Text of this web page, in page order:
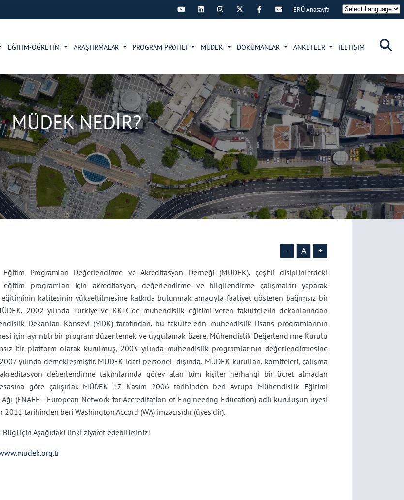
×
ERÜ Anasayfa
EĞİTİM-ÖĞRETİM ARAŞTIRMALAR PROGRAM PROFİLİ MÜDEK DÖKÜMANLAR ANKETLER İLETİŞİM
MÜDEK NEDİR?
- A +
Programları Değerlendirme ve Akreditasyon Derneği (MÜDEK), çeşitli disiplinlerdeki
eğitim programları için akreditasyon, değerlendirme ve bilgilendirme çalışmaları yaparak
kalitesinin yükseltilmesine katkıda bulunmak amacıyla faaliyet gösteren bağımsız bir
2002 yılında Türkiye ve KKTC'de mühendislik eğitimi veren fakültelerin dekanlarından
Dekanları Konseyi (MDK) tarafından, bu fakültelerin mühendislik lisans programlarının
için ayrıntılı bir program düzenlemek ve uygulamak üzere, Mühendislik Değerlendirme Kurulu
bir platform olarak kurulmuş, 2003 yılında mühendislik programlarının değerlendirmesine
yılında dernekleşmiştir. MÜDEK idari personeli dışında, MÜDEK kurulları, komiteleri, çalışma
değerlendirme takımlarında görev alan tüm kişiler herhangi bir ücret almadan
göre çalışırlar. MÜDEK 17 Kasım 2006 tarihinden beri Avrupa Mühendislik Eğitimi
(ENAEE - European Network for Accreditation of Engineering Education) adlı kuruluşun üyesi
2011 tarihinden beri Washington Accord (WA) imzacısıdır (üyesidir).
Bilgi için Aşağıdaki linki ziyaret edebilirsiniz!